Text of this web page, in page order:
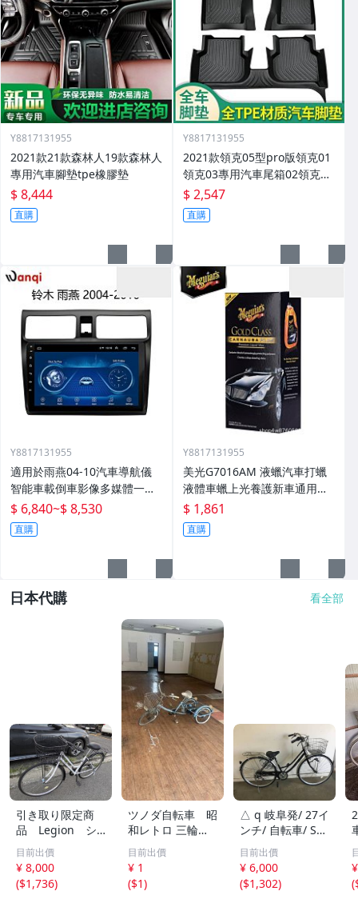
Y8817131955
2021款21款森林人19款森林人
專用汽車腳墊tpe橡膠墊
$ 8,444
直購
Y8817131955
2021款領克05型pro版領克01
領克03專用汽車尾箱02領克03
腳墊
$ 2,547
直購
Y8817131955
適用於雨燕04-10汽車導航儀
智能車載倒車影像多媒體一體
機
$ 6,840~$ 8,530
直購
Y8817131955
美光G7016AM 液蠟汽車打蠟
液體車蠟上光養護新車通用棕
櫚蠟
$ 1,861
直購
日本代購 看全部
引き取り限定商
品 Legion シ
ティサイクル ２
7インチ シマノ
6段変速 LEDライ
ト 現状品 101
目前出價
¥ 8,000
($1,736)
ツノダ自転車 昭
和レトロ 三輪自
転車 大人用 実用
車 レストアベー
ス
目前出價
¥ 1
($1)
△ q 岐阜発/ 27イ
ンチ/ 自転車/ Swi
tch LAT/ 6段変速/
ママチャリ/ 走行
確認/ タイヤひび
割れあり/ 現状品/
目前出價
¥ 6,000
($1,302)
(